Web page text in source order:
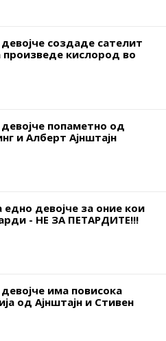
создаде сателит
произведе кислород во
попаметно од
и Алберт Ајнштајн
едно девојче за оние кои
- НЕ ЗА ПЕТАРДИТЕ!!!
има повисока
од Ајнштајн и Стивен